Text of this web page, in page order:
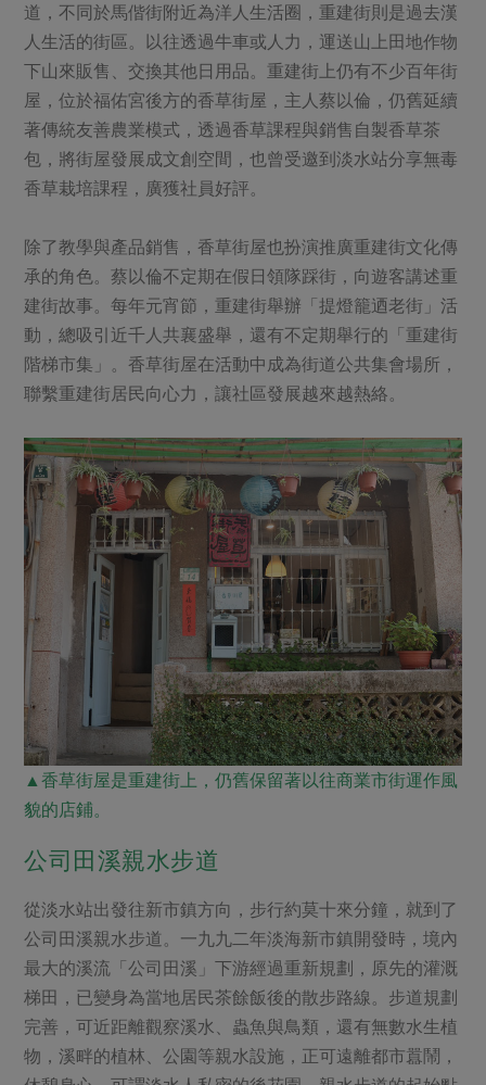
道，不同於馬偕街附近為洋人生活圈，重建街則是過去漢
人生活的街區。以往透過牛車或人力，運送山上田地作物
下山來販售、交換其他日用品。重建街上仍有不少百年街
屋，位於福佑宮後方的香草街屋，主人蔡以倫，仍舊延續
著傳統友善農業模式，透過香草課程與銷售自製香草茶
包，將街屋發展成文創空間，也曾受邀到淡水站分享無毒
香草栽培課程，廣獲社員好評。
除了教學與產品銷售，香草街屋也扮演推廣重建街文化傳
承的角色。蔡以倫不定期在假日領隊踩街，向遊客講述重
建街故事。每年元宵節，重建街舉辦「提燈籠迺老街」活
動，總吸引近千人共襄盛舉，還有不定期舉行的「重建街
階梯市集」。香草街屋在活動中成為街道公共集會場所，
聯繫重建街居民向心力，讓社區發展越來越熱絡。
▲香草街屋是重建街上，仍舊保留著以往商業市街運作風
貌的店鋪。
公司田溪親水步道
從淡水站出發往新市鎮方向，步行約莫十來分鐘，就到了
公司田溪親水步道。一九九二年淡海新市鎮開發時，境內
最大的溪流「公司田溪」下游經過重新規劃，原先的灌溉
梯田，已變身為當地居民茶餘飯後的散步路線。步道規劃
完善，可近距離觀察溪水、蟲魚與鳥類，還有無數水生植
物，溪畔的植林、公園等親水設施，正可遠離都市囂鬧，